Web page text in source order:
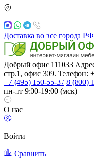
Доставка во все города РФ
Добрый офис 111033
стр.1, офис 309. Телефон:
+7 (495) 150-55-37 8 (800)
пн-пт 9:00-19:00 (мск)
О нас
Войти
Сравнить